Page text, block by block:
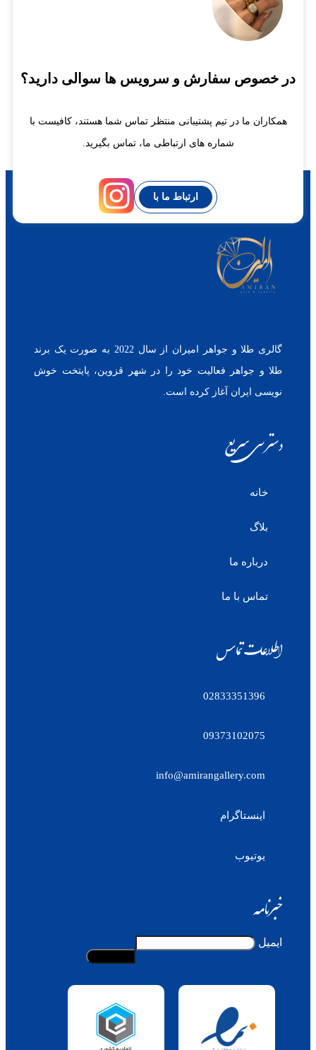
در خصوص سفارش و سرویس ها سوالی دارید؟
همکاران ما در تیم پشتیبانی منتظر تماس شما هستند، کافیست با
شماره های ارتباطی ما، تماس بگیرید.
ارتباط ما با
گالری طلا و جواهر امیران از سال 2022 به صورت یک برند
طلا و جواهر فعالیت خود را در شهر قزوین، پایتخت خوش
نویسی ایران آغاز کرده است.
دسترسی سریع
خانه
بلاگ
درباره ما
تماس با ما
اطلاعات تماس
02833351396
09373102075
info@amirangallery.com
اینستاگرام
یوتیوب
خبرنامه
ایمیل